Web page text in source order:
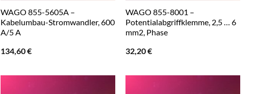
WAGO 855-5605A –
Kabelumbau-Stromwandler, 600
A/5 A
134,60€
WAGO 855-8001 –
Potentialabgriffklemme, 2,5 … 6
mm2, Phase
32,20€